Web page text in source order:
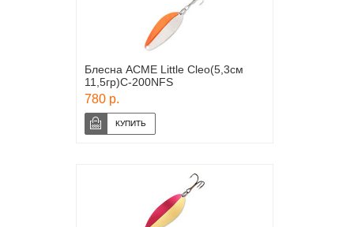
Блесна ACME Little Cleo(5,3см
11,5гр)С-200NFS
780 р.